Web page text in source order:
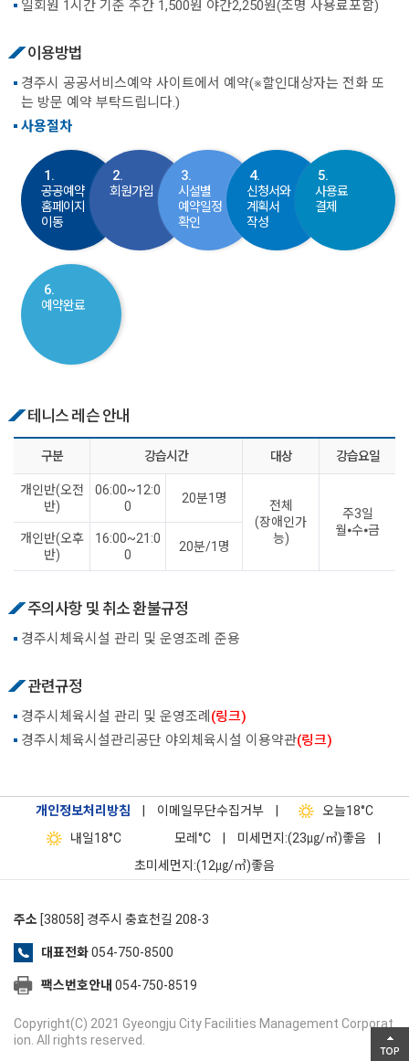
일회원 1시간 기준 주간 1,500원 야간2,250원(조명 사용료포함)
이용방법
경주시 공공서비스예약 사이트에서 예약(※할인대상자는 전화 또
는 방문 예약 부탁드립니다.)
사용절차
1.
공공예약
홈페이지
이동
2.
회원가입
3.
시설별
예약일정
확인
4.
신청서와
계획서
작성
5.
사용료
결제
6.
예약완료
테니스 레슨 안내
구분 강습시간 대상 강습요일
개인반(오전
반)
06:00~12:0
0
20분1명
전체
(장애인가
능)
주3일
월⦁수⦁금
개인반(오후
반)
16:00~21:0
0
20분/1명
주의사항 및 취소 환불규정
경주시체육시설 관리 및 운영조례 준용
관련규정
경주시체육시설 관리 및 운영조례 (링크)
경주시체육시설관리공단 야외체육시설 이용약관(링크)
개인정보처리방침 이메일무단수집거부 오늘18°C
내일18°C 모레 °C 미세먼지:(23㎍/㎥)좋음
초미세먼지:(12㎍/㎥)좋음
주소 [38058] 경주시 충효천길 208-3
대표전화054-750-8500
팩스번호안내 054-750-8519
Copyright(C) 2021 Gyeongju City Facilities Management Corporat
ion. All rights reserved.